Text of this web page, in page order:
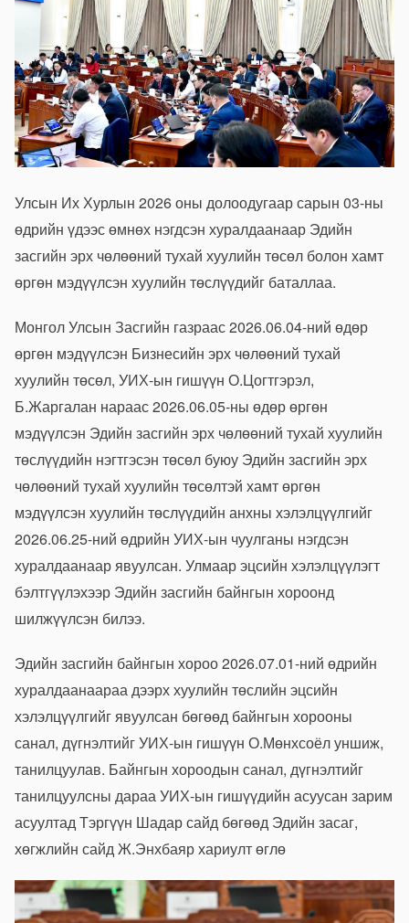
Улсын Их Хурлын 2026 оны долоодугаар сарын 03-ны
өдрийн үдээс өмнөх нэгдсэн хуралдаанаар Эдийн
засгийн эрх чөлөөний тухай хуулийн төсөл болон хамт
өргөн мэдүүлсэн хуулийн төслүүдийг баталлаа.
Монгол Улсын Засгийн газраас 2026.06.04-ний өдөр
өргөн мэдүүлсэн Бизнесийн эрх чөлөөний тухай
хуулийн төсөл, УИХ-ын гишүүн О.Цогтгэрэл,
Б.Жаргалан нараас 2026.06.05-ны өдөр өргөн
мэдүүлсэн Эдийн засгийн эрх чөлөөний тухай хуулийн
төслүүдийн нэгтгэсэн төсөл буюу Эдийн засгийн эрх
чөлөөний тухай хуулийн төсөлтэй хамт өргөн
мэдүүлсэн хуулийн төслүүдийн анхны хэлэлцүүлгийг
2026.06.25-ний өдрийн УИХ-ын чуулганы нэгдсэн
хуралдаанаар явуулсан. Улмаар эцсийн хэлэлцүүлэгт
бэлтгүүлэхээр Эдийн засгийн байнгын хороонд
шилжүүлсэн билээ.
Эдийн засгийн байнгын хороо 2026.07.01-ний өдрийн
хуралдаанаараа дээрх хуулийн төслийн эцсийн
хэлэлцүүлгийг явуулсан бөгөөд байнгын хорооны
санал, дүгнэлтийг УИХ-ын гишүүн О.Мөнхсоёл уншиж,
танилцуулав. Байнгын хороодын санал, дүгнэлтийг
танилцуулсны дараа УИХ-ын гишүүдийн асуусан зарим
асуултад Тэргүүн Шадар сайд бөгөөд Эдийн засаг,
хөгжлийн сайд Ж.Энхбаяр хариулт өглө